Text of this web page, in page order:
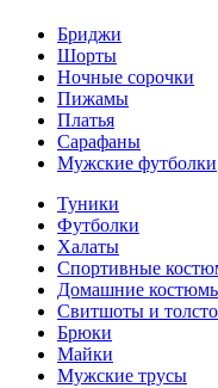
Бриджи
Шорты
Ночные сорочки
Пижамы
Платья
Сарафаны
Мужские футболки
Туники
Футболки
Халаты
Спортивные
Домашние
Свитшоты и
Брюки
Майки
Мужские трусы